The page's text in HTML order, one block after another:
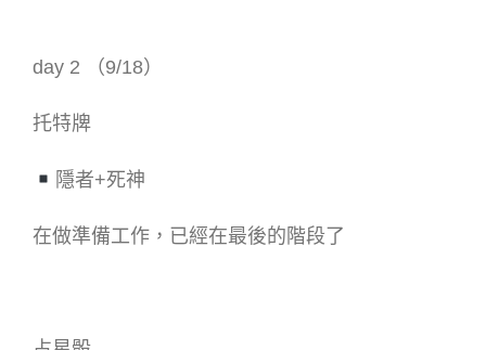
day 2 （9/18）
托特牌
隱者+死神
在做準備工作，已經在最後的階段了